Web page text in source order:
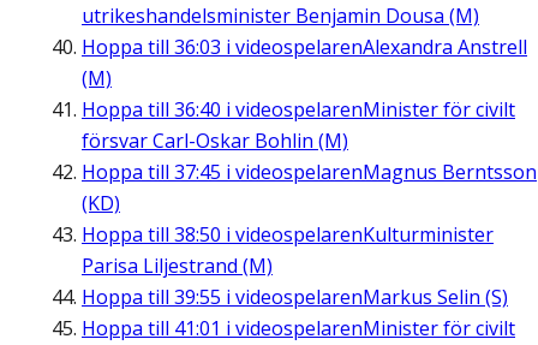
utrikeshandelsminister Benjamin Dousa (M)
Hoppa till 36:03 i videospelarenAlexandra Anstrell
(M)
Hoppa till 36:40 i videospelarenMinister för civilt
försvar Carl-Oskar Bohlin (M)
Hoppa till 37:45 i videospelarenMagnus Berntsson
(KD)
Hoppa till 38:50 i videospelarenKulturminister
Parisa Liljestrand (M)
Hoppa till 39:55 i videospelarenMarkus Selin (S)
Hoppa till 41:01 i videospelarenMinister för civilt